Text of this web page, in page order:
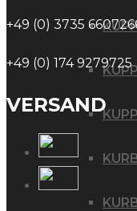
+49 (0) 3735
+49 (0) 174 9279725
VERSAND